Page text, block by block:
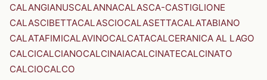
CALANGIANUSCALANNACALASCA-CASTIGLIONE
CALASCIBETTACALASCIOCALASETTACALATABIANO
CALATAFIMICALAVINOCALCATACALCERANICA AL LAGO
CALCICALCIANOCALCINAIACALCINATECALCINATO
CALCIOCALCO